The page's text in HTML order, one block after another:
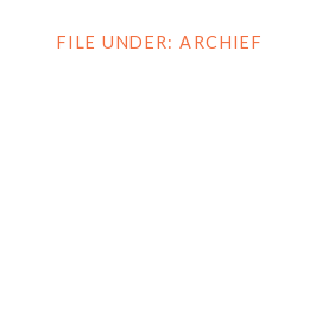
FILE UNDER: ARCHIEF